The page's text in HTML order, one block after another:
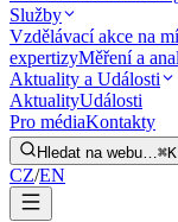
Služby
Vzdělávací akce na
expertizyMěření a
Aktuality a Události
AktualityUdálosti
Pro médiaKontakty
Hledat na webu…⌘K
CZ/EN